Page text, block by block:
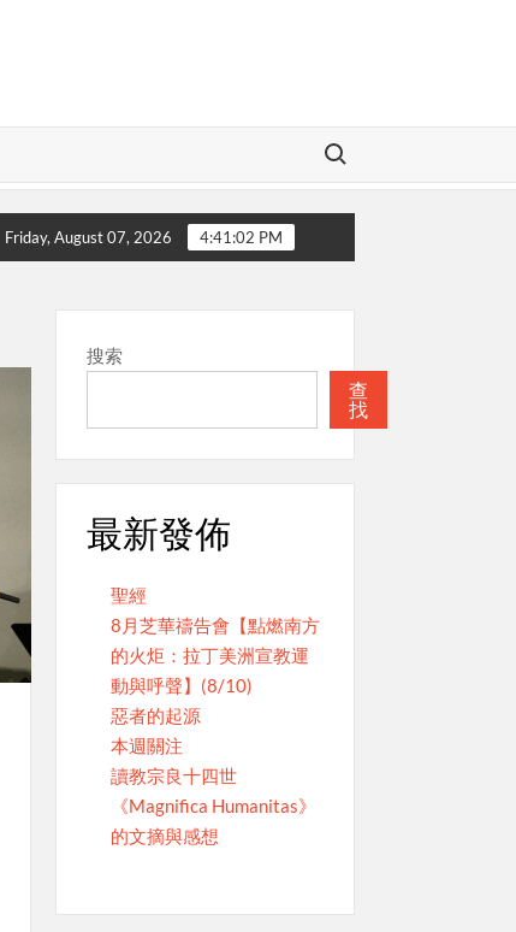
Search for:
本週關注 聖經
Friday, August 07, 2026 4:41:03 PM
搜索
查
找
最新發佈
聖經
8月芝華禱告會【點燃南方
的火炬：拉丁美洲宣教運
動與呼聲】(8/10)
惡者的起源
本週關注
讀教宗良十四世
《Magnifica Humanitas》
的文摘與感想